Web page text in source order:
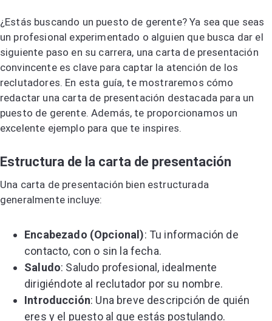
¿Estás buscando un puesto de gerente? Ya sea que seas
un profesional experimentado o alguien que busca dar el
siguiente paso en su carrera, una carta de presentación
convincente es clave para captar la atención de los
reclutadores. En esta guía, te mostraremos cómo
redactar una carta de presentación destacada para un
puesto de gerente. Además, te proporcionamos un
excelente ejemplo para que te inspires.
Estructura de la carta de presentación
Una carta de presentación bien estructurada
generalmente incluye:
Encabezado (Opcional): Tu información de
contacto, con o sin la fecha.
Saludo: Saludo profesional, idealmente
dirigiéndote al reclutador por su nombre.
Introducción: Una breve descripción de quién
eres y el puesto al que estás postulando.